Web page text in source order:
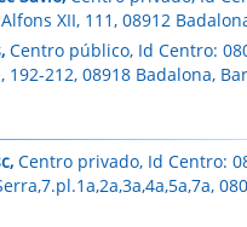
XII, 111, 08912
Centro público, Id Centro:
192-212, 08918 Badalona,
Centro privado, Id Centro: